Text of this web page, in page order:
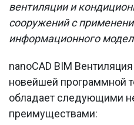
вентиляции и
сооружений с
информационного
nanoCAD BIM
новейшей программной
обладает следующими
преимуществами: